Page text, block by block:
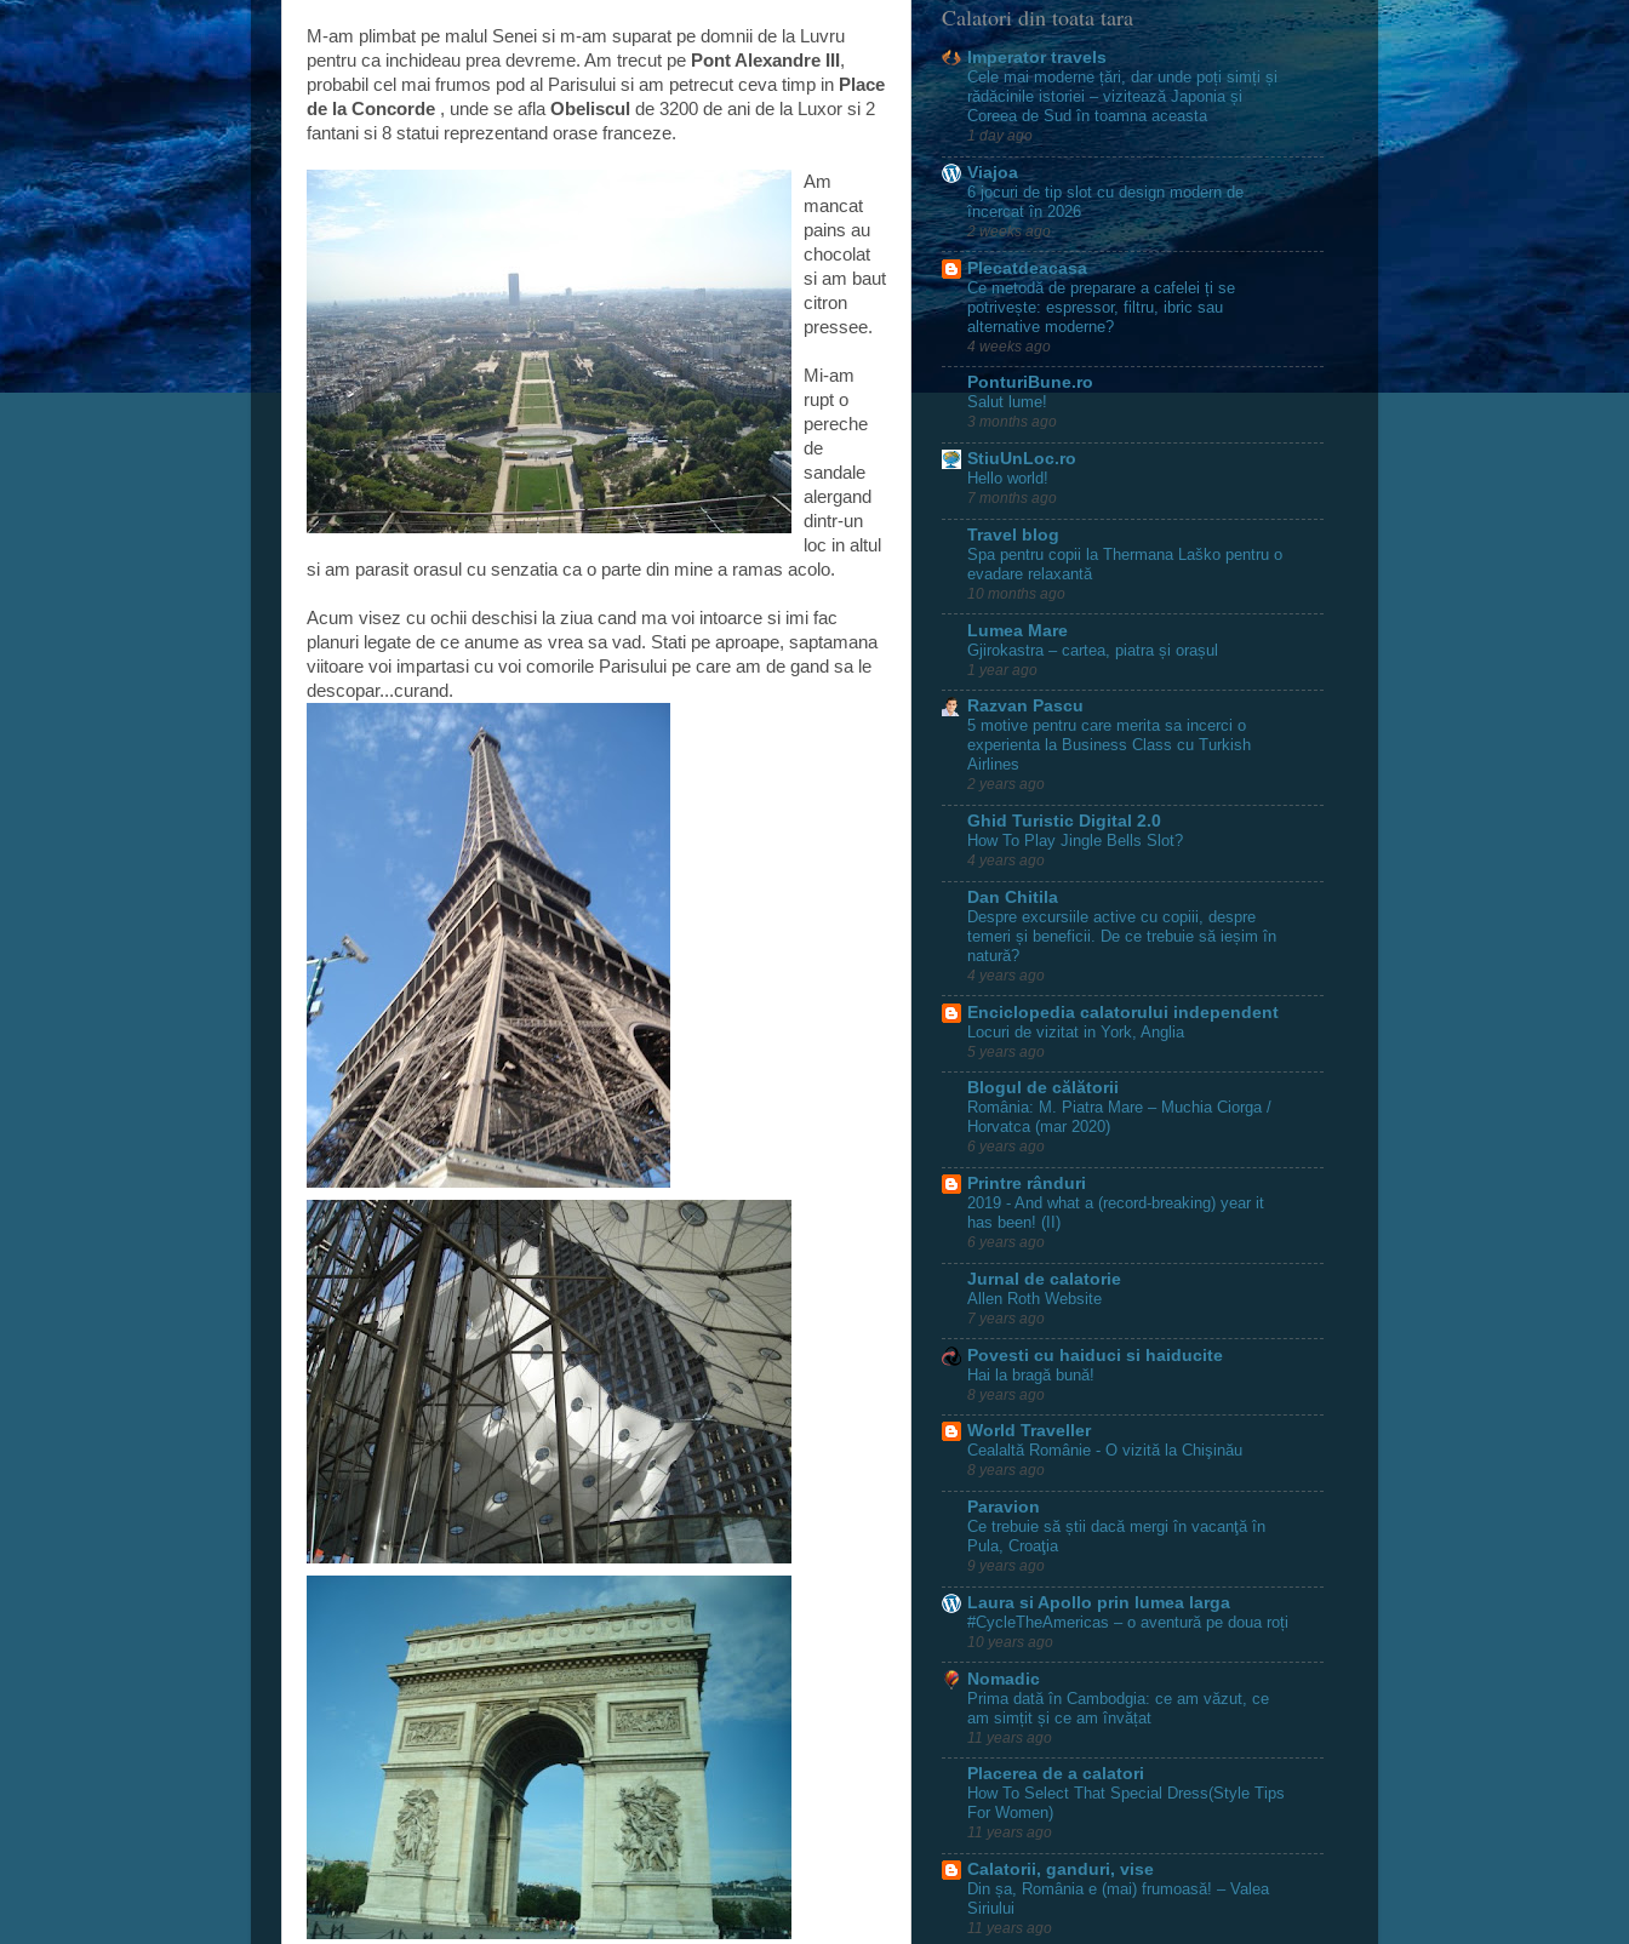
M-am plimbat pe malul Senei si m-am suparat pe domnii de la Luvru
pentru ca inchideau prea devreme. Am trecut pe Pont Alexandre III ,
probabil cel mai frumos pod al Parisului si am petrecut ceva timp in Place
de la Concorde , unde se afla Obeliscul de 3200 de ani de la Luxor si 2
fantani si 8 statui reprezentand orase franceze.
Am
mancat
pains au
chocolat
si am baut
citron
pressee.
Mi-am
rupt o
pereche
de
sandale
alergand
dintr-un
loc in altul
si am parasit orasul cu senzatia ca o parte din mine a ramas acolo.
Acum visez cu ochii deschisi la ziua cand ma voi intoarce si imi fac
planuri legate de ce anume as vrea sa vad. Stati pe aproape, saptamana
viitoare voi impartasi cu voi comorile Parisului pe care am de gand sa le
descopar...curand.
Calatori din toata tara
Imperator travels
Cele mai moderne țări, dar unde poți simți și
rădăcinile istoriei – vizitează Japonia și
Coreea de Sud în toamna aceasta
1 day ago
Viajoa
6 jocuri de tip slot cu design modern de
încercat în 2026
2 weeks ago
Plecatdeacasa
Ce metodă de preparare a cafelei ți se
potrivește: espressor, filtru, ibric sau
alternative moderne?
4 weeks ago
PonturiBune.ro
Salut lume!
3 months ago
StiuUnLoc.ro
Hello world!
7 months ago
Travel blog
Spa pentru copii la Thermana Laško pentru o
evadare relaxantă
10 months ago
Lumea Mare
Gjirokastra – cartea, piatra și orașul
1 year ago
Razvan Pascu
5 motive pentru care merita sa incerci o
experienta la Business Class cu Turkish
Airlines
2 years ago
Ghid Turistic Digital 2.0
How To Play Jingle Bells Slot?
4 years ago
Dan Chitila
Despre excursiile active cu copiii, despre
temeri și beneficii. De ce trebuie să ieșim în
natură?
4 years ago
Enciclopedia calatorului independent
Locuri de vizitat in York, Anglia
5 years ago
Blogul de călătorii
România: M. Piatra Mare – Muchia Ciorga /
Horvatca (mar 2020)
6 years ago
Printre rânduri
2019 - And what a (record-breaking) year it
has been! (II)
6 years ago
Jurnal de calatorie
Allen Roth Website
7 years ago
Povesti cu haiduci si haiducite
Hai la bragă bună!
8 years ago
World Traveller
Cealaltă Românie - O vizită la Chişinău
8 years ago
Paravion
Ce trebuie să știi dacă mergi în vacanţă în
Pula, Croaţia
9 years ago
Laura si Apollo prin lumea larga
#CycleTheAmericas – o aventură pe doua roți
10 years ago
Nomadic
Prima dată în Cambodgia: ce am văzut, ce
am simțit și ce am învățat
11 years ago
Placerea de a calatori
How To Select That Special Dress(Style Tips
For Women)
11 years ago
Calatorii, ganduri, vise
Din șa, România e (mai) frumoasă! – Valea
Siriului
11 years ago